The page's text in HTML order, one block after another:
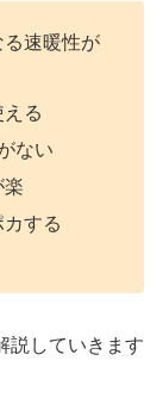
速暖性が
る
ない
する
説していきます